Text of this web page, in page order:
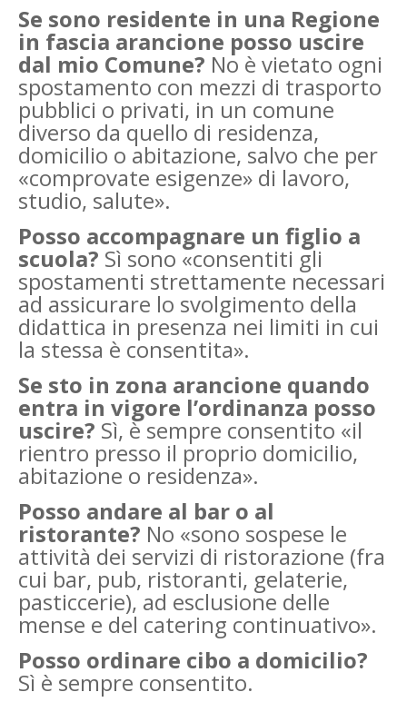
Se sono residente in una Regione
in fascia arancione posso uscire
dal mio Comune? No è vietato ogni
spostamento con mezzi di trasporto
pubblici o privati, in un comune
diverso da quello di residenza,
domicilio o abitazione, salvo che per
«comprovate esigenze» di lavoro,
studio, salute».
Posso accompagnare un figlio a
scuola? Sì sono «consentiti gli
spostamenti strettamente necessari
ad assicurare lo svolgimento della
didattica in presenza nei limiti in cui
la stessa è consentita».
Se sto in zona arancione quando
entra in vigore l’ordinanza posso
uscire? Sì, è sempre consentito «il
rientro presso il proprio domicilio,
abitazione o residenza».
Posso andare al bar o al
ristorante? No «sono sospese le
attività dei servizi di ristorazione (fra
cui bar, pub, ristoranti, gelaterie,
pasticcerie), ad esclusione delle
mense e del catering continuativo».
Posso ordinare cibo a domicilio?
Sì è sempre consentito.